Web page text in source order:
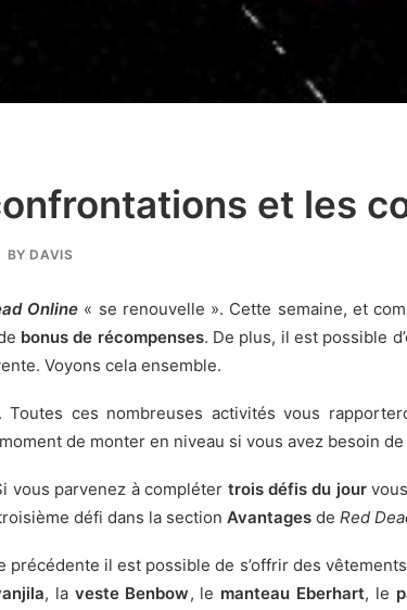
et les
BY DAVIS
Online« se renouvelle ». Cette semaine, et
bonus de récompenses. De plus, il est possible
Voyons cela ensemble.
ces nombreuses activités vous
de monter en niveau si vous avez besoin
vous parvenez à compléter trois défis du jour
défi dans la section Avantages de Red
précédente il est possible de s’offrir des
, la veste Benbow, le manteau Eberhart, le